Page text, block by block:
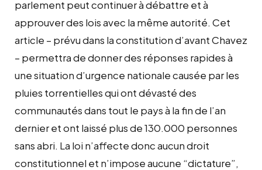
parlement peut continuer à débattre et à
approuver des lois avec la même autorité. Cet
article – prévu dans la constitution d’avant Chavez
– permettra de donner des réponses rapides à
une situation d’urgence nationale causée par les
pluies torrentielles qui ont dévasté des
communautés dans tout le pays à la fin de l’an
dernier et ont laissé plus de 130.000 personnes
sans abri. La loi n’affecte donc aucun droit
constitutionnel et n’impose aucune “dictature”,